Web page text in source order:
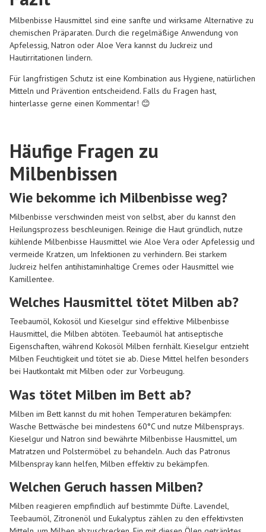
Milbenbisse Hausmittel sind eine sanfte und wirksame Alternative zu
chemischen Präparaten. Durch die regelmäßige Anwendung von
Apfelessig, Natron oder Aloe Vera kannst du Juckreiz und
Hautirritationen lindern.
Für langfristigen Schutz ist eine Kombination aus Hygiene, natürlichen
Mitteln und Prävention entscheidend. Falls du Fragen hast,
hinterlasse gerne einen Kommentar! 😊
Häufige Fragen zu
Milbenbissen
Wie bekomme ich Milbenbisse weg?
Milbenbisse verschwinden meist von selbst, aber du kannst den
Heilungsprozess beschleunigen. Reinige die Haut gründlich, nutze
kühlende Milbenbisse Hausmittel wie Aloe Vera oder Apfelessig und
vermeide Kratzen, um Infektionen zu verhindern. Bei starkem
Juckreiz helfen antihistaminhaltige Cremes oder Hausmittel wie
Kamillentee.
Welches Hausmittel tötet Milben ab?
Teebaumöl, Kokosöl und Kieselgur sind effektive Milbenbisse
Hausmittel, die Milben abtöten. Teebaumöl hat antiseptische
Eigenschaften, während Kokosöl Milben fernhält. Kieselgur entzieht
Milben Feuchtigkeit und tötet sie ab. Diese Mittel helfen besonders
bei Hautkontakt mit Milben oder zur Vorbeugung.
Was tötet Milben im Bett ab?
Milben im Bett kannst du mit hohen Temperaturen bekämpfen:
Wasche Bettwäsche bei mindestens 60°C und nutze Milbensprays.
Kieselgur und Natron sind bewährte Milbenbisse Hausmittel, um
Matratzen und Polstermöbel zu behandeln. Auch das Patronus
Milbenspraykann helfen, Milben effektiv zu bekämpfen.
Welchen Geruch hassen Milben?
Milben reagieren empfindlich auf bestimmte Düfte. Lavendel,
Teebaumöl, Zitronenöl und Eukalyptus zählen zu den effektivsten